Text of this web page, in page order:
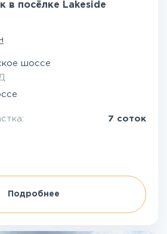
в посёлке Lakeside
шоссе
7 соток
Подробнее